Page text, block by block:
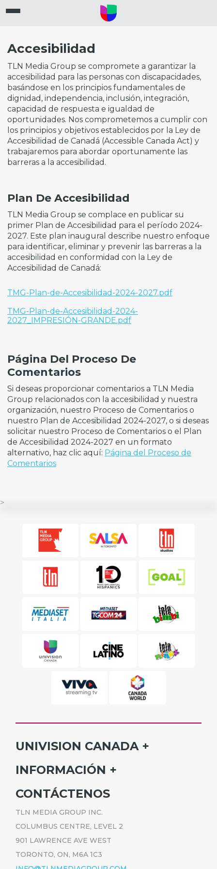
Accesibilidad
TLN Media Group se compromete a garantizar la
accesibilidad para las personas con discapacidades,
basándose en los principios fundamentales de
dignidad, independencia, inclusión, integración,
capacidad de respuesta e igualdad de
oportunidades. Nos comprometemos a cumplir con
los principios y objetivos establecidos por la Ley de
Accesibilidad de Canadá (Accessible Canada Act) y
trabajaremos para abordar oportunamente las
barreras a la accesibilidad.
Plan De Accesibilidad
TLN Media Group se complace en publicar su
primer Plan de Accesibilidad para el período 2024-
2027. Este plan inaugural describe nuestro enfoque
para identificar, eliminar y prevenir las barreras a la
accesibilidad en conformidad con la Ley de
Accesibilidad de Canadá:
TMG-Plan-de-Accesibilidad-2024-2027.pdf
TMG-Plan-de-Accesibilidad-2024-
2027_IMPRESIÓN-GRANDE.pdf
Página Del Proceso De
Comentarios
Si deseas proporcionar comentarios a TLN Media
Group relacionados con la accesibilidad y nuestra
organización, nuestro Proceso de Comentarios o
nuestro Plan de Accesibilidad 2024-2027, o si deseas
solicitar nuestro Proceso de Comentarios o el Plan
de Accesibilidad 2024-2027 en un formato
alternativo, haz clic aquí: Página del Proceso de
Comentarios
>
UNIVISION CANADA
INICIO
PROGRAMAS
INFORMACIÓN
SUSCRÍBETE
CARRERAS
POLÍTICA DE PRIVACIDAD
ACCESIBILIDAD
CONTÁCTENOS
TLN MEDIA GROUP INC.
COLUMBUS CENTRE, LEVEL 2
901 LAWRENCE AVE WEST
TORONTO, ON, M6A 1C3